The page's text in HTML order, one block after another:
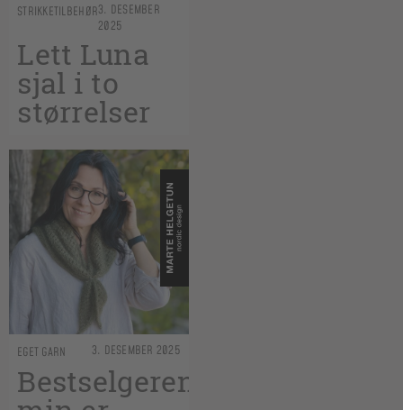
STRIKKETILBEHØR3. DESEMBER
2025
Lett Luna
sjal i to
størrelser
EGET GARN 3. DESEMBER 2025
Bestselgeren